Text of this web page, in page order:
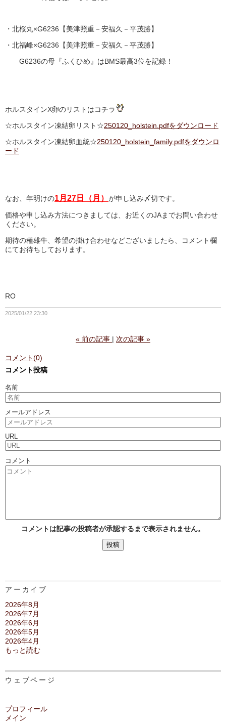
・北桜丸×G6236【美津照重－安福久－平茂勝】
・北福峰×G6236【美津照重－安福久－平茂勝】
G6236の母『ふくひめ』はBMS最高3位を記録！
ホルスタインX卵のリストはコチラ
☆ホルスタイン凍結卵リスト☆250120_holstein.pdfをダウンロード
☆ホルスタイン凍結卵血統☆250120_holstein_family.pdfをダウンロ
ード
なお、年明けの1月27日（月） が申し込み〆切です。
価格や申し込み方法につきましては、お近くのJAまでお問い合わせ
ください。
期待の種雄牛、希望の掛け合わせなどございましたら、コメント欄
にてお待ちしております。
RO
2025/01/22 23:30
« 前の記事 次の記事 »
コメント(0)
コメント投稿
名前
メールアドレス
URL
コメント
コメントは記事の投稿者が承認するまで表示されません。
アーカイブ
2026年8月
2026年7月
2026年6月
2026年5月
2026年4月
もっと読む
ウェブページ
プロフィール
メイン